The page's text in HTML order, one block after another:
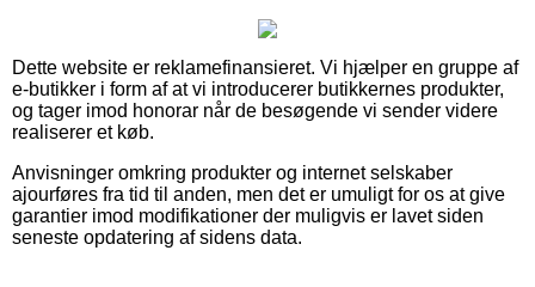
Dette website er reklamefinansieret. Vi hjælper en gruppe af
e-butikker i form af at vi introducerer butikkernes produkter,
og tager imod honorar når de besøgende vi sender videre
realiserer et køb.
Anvisninger omkring produkter og internet selskaber
ajourføres fra tid til anden, men det er umuligt for os at give
garantier imod modifikationer der muligvis er lavet siden
seneste opdatering af sidens data.